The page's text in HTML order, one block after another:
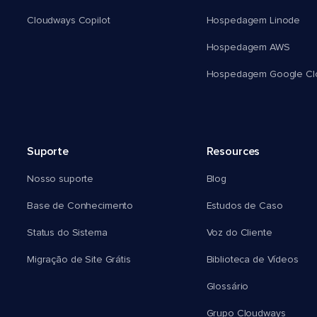
Cloudways Copilot Hospedagem Linode
Hospedagem AWS
Hospedagem Google
Suporte
Nosso suporte
Base de Conhecimento
Status do Sistema
Migração de Site Grátis
Resources
Blog
Estudos de Caso
Voz do Cliente
Biblioteca de Vídeos
Glossário
Grupo Cloudways